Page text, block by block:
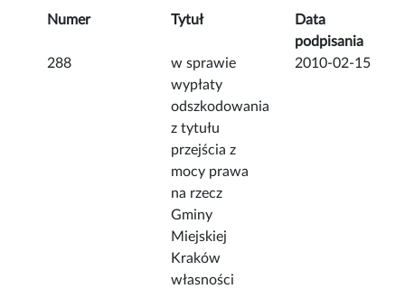
Numer Tytuł
Data
podpisania
288
w sprawie
wypłaty
odszkodowania
z tytułu
przejścia z
mocy prawa
na rzecz
Gminy
Miejskiej
Kraków
własności
2010-02-15